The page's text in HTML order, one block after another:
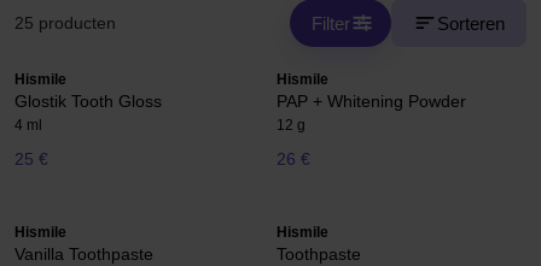
25 producten Filter Sorteren
Hismile
Glostik Tooth Gloss
4 ml
25 €
Hismile
PAP + Whitening Powder
12 g
26 €
Hismile
Vanilla Toothpaste
Hismile
Toothpaste